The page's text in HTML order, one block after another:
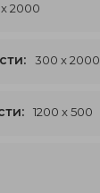
2000
300 x 2000
1200 x 500